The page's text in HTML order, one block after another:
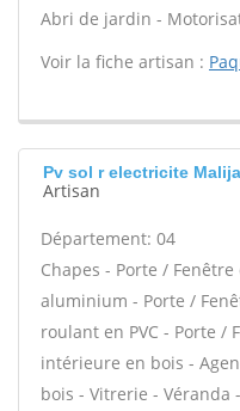
Abri de jardin -
Voir la fiche artisan :
Pv sol r electricite
Artisan
Département: 04
Chapes - Porte /
aluminium - Porte /
roulant en PVC - Porte /
intérieure en bois -
bois - Vitrerie - Véranda